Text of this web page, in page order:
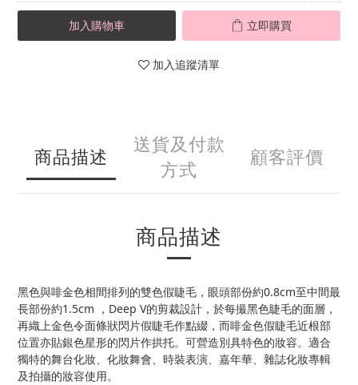
加入購物車 立即購買
加入追蹤清單
商品描述
送貨及付款
方式
顧客評價
商品描述
黑色與啡金色相間排列的雙色假睫毛，眼頭部份約0.8cm至中間最
長部份約1.5cm ，Deep V的剪裁設計，於每撮黑色睫毛的面層，
再織上金色令面條狀閃片假睫毛作點綴，而啡金色假睫毛近根部
位置亦貼銀色星形的閃片作拱托。可營造別具特色的妝容。適合
獨特的舞台化妝、化妝舞會、時裝表演、嘉年華、雜誌化妝專輯
及拍攝的妝容使用。